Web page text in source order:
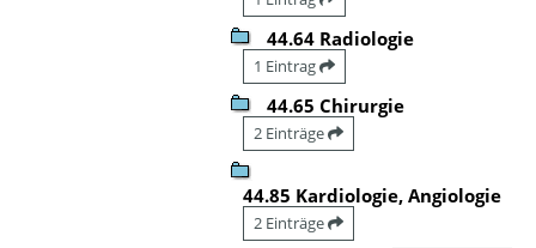
44.64 Radiologie
1 Eintrag
44.65 Chirurgie
2 Einträge
44.85 Kardiologie, Angiologie
2 Einträge